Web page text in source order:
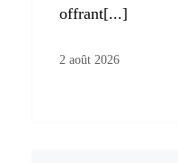
offrant[...]
2 août 2026